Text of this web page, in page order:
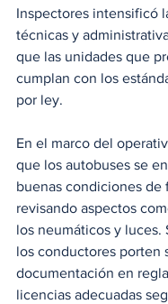
Inspectores intensificó
técnicas y
que las unidades que
cumplan con los
por ley.
En el marco del
que los autobuses se
buenas condiciones de
revisando aspectos
los neumáticos y luces.
los conductores porten
documentación en
licencias adecuadas